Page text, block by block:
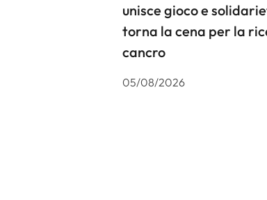
unisce gioco e
torna la cena per la
cancro
05/08/2026